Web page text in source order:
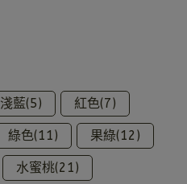
淺藍(5) 紅色(7)
綠色(11) 果綠(12)
水蜜桃(21)